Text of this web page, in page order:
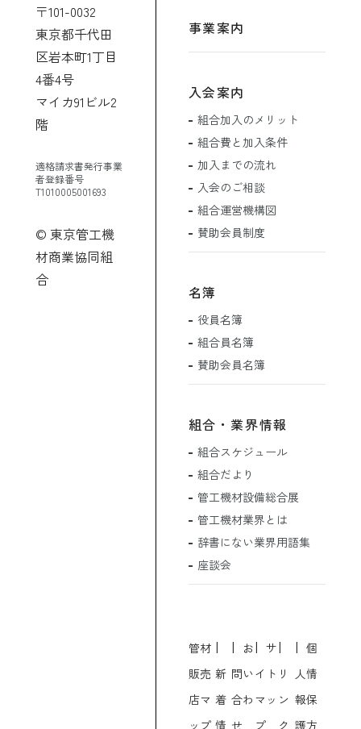
〒101-0032
東京都千代田
区岩本町1丁目
4番4号
マイカ91ビル2
階
適格請求書発行事業
者登録番号
T1010005001693
© 東京管工機
材商業協同組
合
事業案内
入会案内
組合加入のメリット
組合費と加入条件
加入までの流れ
入会のご相談
組合運営機構図
賛助会員制度
名簿
役員名簿
組合員名簿
賛助会員名簿
組合・業界情報
組合スケジュール
組合だより
管工機材設備総合展
管工機材業界とは
辞書にない業界用語集
座談会
管材
販売
店マ
ップ
新
着
情
お
問い
合わ
せ
サ
イト
マッ
プ
リ
ン
ク
個
人情
報保
護方